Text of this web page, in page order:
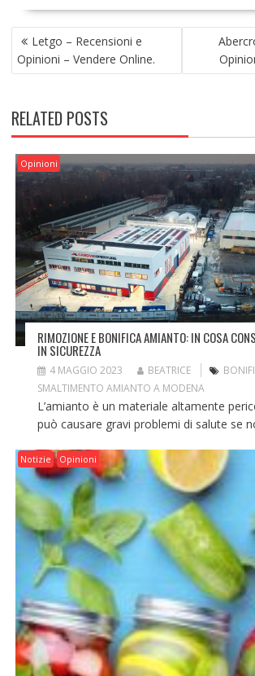
NAVIGAZIONE
ARTICOLI
Letgo – Recensioni e
Opinioni – Vendere Online.
RELATED POSTS
Opinioni
RIMOZIONE E BONIFICA AMIANTO: IN COSA
IN SICUREZZA
4 MAGGIO 2023 BEATRICE
SMALTIMENTO AMIANTO A MODENA
L’amianto è un materiale altamente
può causare gravi problemi di salute se
Notizie Opinioni